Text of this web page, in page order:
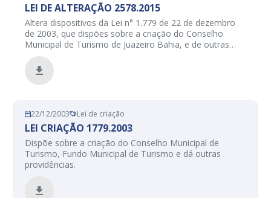
LEI DE ALTERAÇÃO 2578.2015
Altera dispositivos da Lei n° 1.779 de 22 de dezembro
de 2003, que dispões sobre a criação do Conselho
Municipal de Turismo de Juazeiro Bahia, e de outras
providências.
22/12/2003 Lei de criação
LEI CRIAÇÃO 1779.2003
Dispõe sobre a criação do Conselho Municipal de
Turismo, Fundo Municipal de Turismo e dá outras
providências.